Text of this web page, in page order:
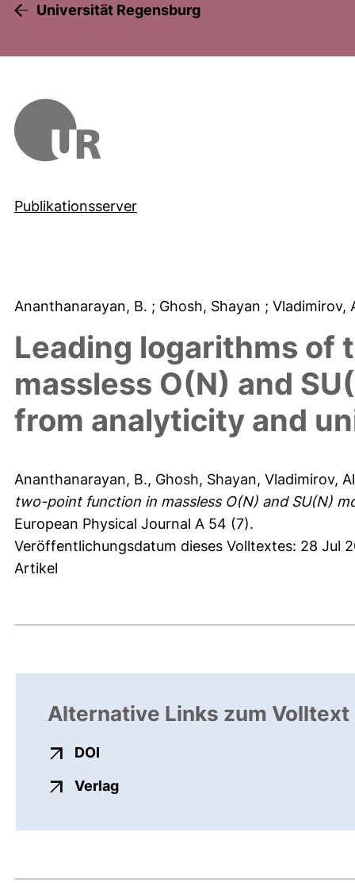
Universität Regensburg
Publikationsserver
Ananthanarayan, B. ; Ghosh, Shayan ; Vladimirov,
Leading logarithms
massless O(N) and
from analyticity and
Ananthanarayan, B., Ghosh, Shayan, Vladimirov,
two-point function in massless O(N) and SU(N)
European Physical Journal A 54 (7).
Veröffentlichungsdatum dieses Volltextes: 28 Jul
Artikel
Alternative Links zum Volltext
DOI
Verlagexterner Link, öffnet neues